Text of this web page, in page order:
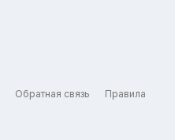
Обратная связь Правила